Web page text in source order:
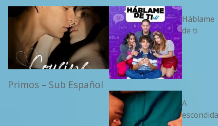
Primos – Sub Español
Háblame
de ti
A